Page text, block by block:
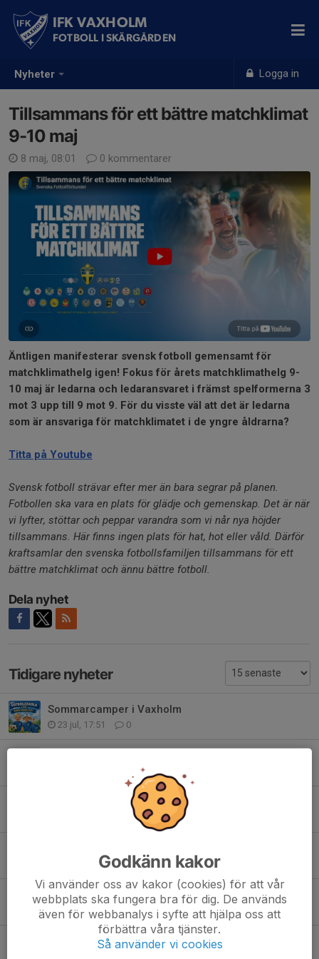
Nyheter Logga in
IFK VAXHOLM
FOTBOLL I SKÄRGÅRDEN
Tillsammans för ett bättre matchklimat
9-10 maj
8 maj, 08:01 0 kommentarer
Äntligen manifesterar svensk fotboll gemensamt för
matchklimathelg igen! Fokus för årets matchklimathelg 9-
10 maj är ledarna och ledaransvaret i främst spelformerna 3
mot 3 upp till 9 mot 9. För du visste väl att det är ledarna
som är ansvariga för matchklimatet i de yngre åldrarna?
Titta på Youtube
Svensk fotboll strävar efter mer än bara segrar på planen.
Fotbollen ska vara en plats för glädje och gemenskap. Det är när
vi lyfter, stöttar och peppar varandra som vi når nya höjder
tillsammans. Här finns ingen plats för hat, hot eller våld. Därför
kraftsamlar den svenska fotbollsfamiljen tillsammans för ett
bättre matchklimat och ännu bättre fotboll.
Dela nyhet
Tidigare nyheter
Sommarcamper i Vaxholm
23 jul, 17:51 0
Nya 3v3-sarger på plats i IFK Vaxholm!
6 jul, 12:20 0
Information från föreningen
30 jun, 09:09 0
GLAD MIDSOMMAR
Godkänn kakor
Vi använder oss av kakor (cookies) för att vår
webbplats ska fungera bra för dig. De används
även för webbanalys i syfte att hjälpa oss att
förbättra våra tjänster.
Så använder vi cookies